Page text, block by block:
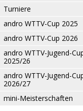
Turniere
andro WTTV-Cup 2025
andro WTTV-Cup 2026
andro WTTV-Jugend-
2025/26
andro WTTV-Jugend-
2026/27
mini-Meisterschaften